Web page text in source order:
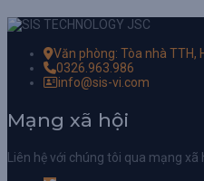
Văn phòng: Tòa nhà TTH,
0326.963.986
info@sis-vi.com
Mạng xã hội
Liên hệ với chúng tôi qua mạng xã